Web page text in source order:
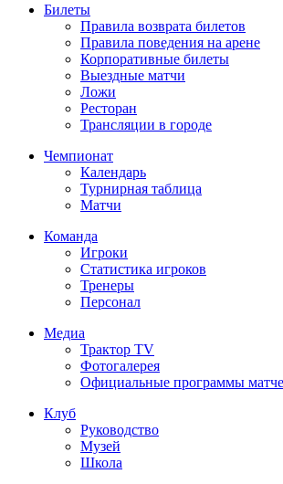
Билеты
Правила возврата билетов
Правила поведения на арене
Корпоративные билеты
Выездные матчи
Ложи
Ресторан
Трансляции в городе
Чемпионат
Календарь
Турнирная таблица
Матчи
Команда
Игроки
Статистика игроков
Тренеры
Персонал
Медиа
Трактор TV
Фотогалерея
Официальные программы
Клуб
Руководство
Музей
Школа